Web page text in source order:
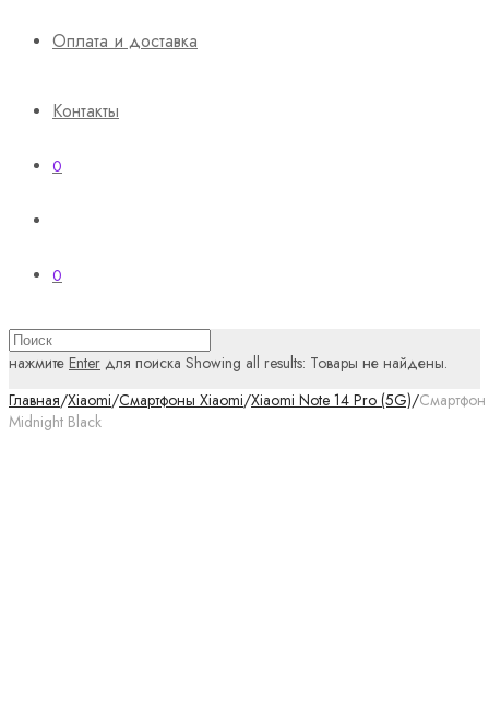
Оплата и доставка
Контакты
0
0
нажмите Enter для поиска Showing all results: Товары не найдены.
Главная/Xiaomi/Смартфоны Xiaomi/Xiaomi Note 14 Pro (5G)/
Midnight Black